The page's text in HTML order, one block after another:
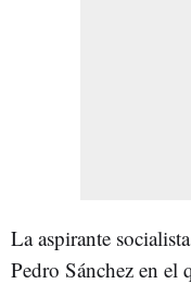
La aspirante
Pedro Sánchez en el